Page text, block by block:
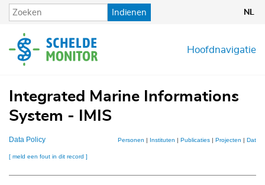
Overslaan
en
de
inhoud
Indienen NL
Hoofdnavigatie
Integrated Marine Informations
System - IMIS
Data Policy Personen | Instituten | Publicaties | Projecten |
[ meld een fout in dit record ]